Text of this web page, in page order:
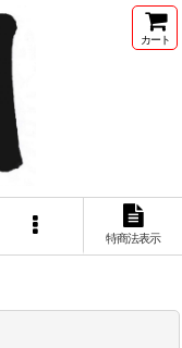
カート
特商法表示